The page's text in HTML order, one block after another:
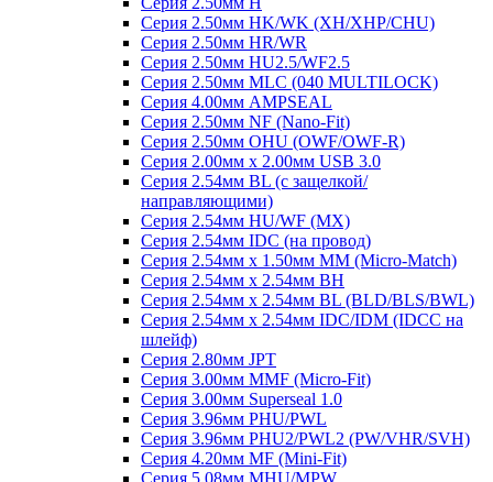
Серия 2.50мм HK/WK (XH/XHP/CHU)
Серия 2.50мм HR/WR
Серия 2.50мм HU2.5/WF2.5
Серия 2.50мм MLC (040 MULTILOCK)
Серия 4.00мм AMPSEAL
Серия 2.50мм NF (Nano-Fit)
Серия 2.50мм OHU (OWF/OWF-R)
Серия 2.00мм x 2.00мм USB 3.0
Серия 2.54мм BL (с защелкой/
направляющими)
Серия 2.54мм HU/WF (MX)
Серия 2.54мм IDC (на провод)
Серия 2.54мм х 1.50мм MM (Micro-Match)
Серия 2.54мм х 2.54мм BH
Серия 2.54мм х 2.54мм BL (BLD/BLS/BWL)
Серия 2.54мм х 2.54мм IDC/IDM (IDCC на
шлейф)
Серия 2.80мм JPT
Серия 3.00мм MMF (Micro-Fit)
Серия 3.00мм Superseal 1.0
Серия 3.96мм PHU/PWL
Серия 3.96мм PHU2/PWL2 (PW/VHR/SVH)
Серия 4.20мм MF (Mini-Fit)
Серия 5.08мм MHU/MPW